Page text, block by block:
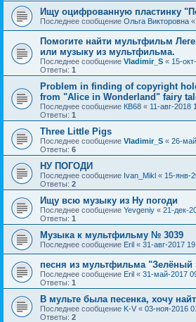
Ищу оцифрованную пластинку
Последнее сообщение Ольга Викторовна «
Помогите найти мультфильм
или музыку из мультфильма.
Последнее сообщение Vladimir_S « 15-
Ответы: 1
Problem in finding of copyright
from "Alice in Wonderland" fairy
Последнее сообщение КВ68 « 11-авг-2018
Ответы: 1
Three Little Pigs
Последнее сообщение Vladimir_S « 26-
Ответы: 6
НУ ПОГОДИ
Последнее сообщение Ivan_Mikl « 15-янв-
Ответы: 2
Ищу всю музыку из Ну погоди
Последнее сообщение Yevgeniy « 21-дек-
Ответы: 1
Музыка к мультфильму № 3039
Последнее сообщение Eril « 31-авг-2017
песня из мультфильма "Зелёный
Последнее сообщение Eril « 31-май-2017
Ответы: 1
В мульте была песенка, хочу
Последнее сообщение K-V « 03-ноя-2016
Ответы: 2